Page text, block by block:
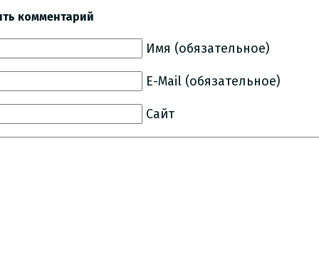
комментарий
Имя (обязательное)
E-Mail (обязательное)
Сайт